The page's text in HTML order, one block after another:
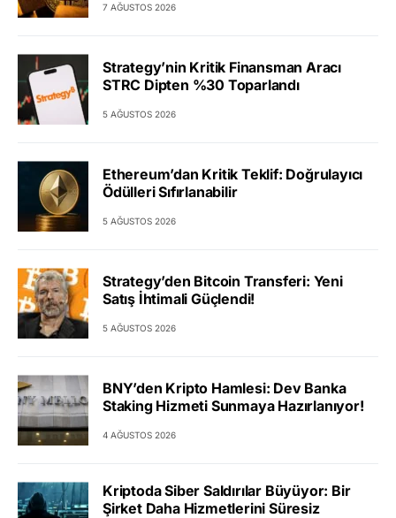
7 AĞUSTOS 2026
Strategy’nin Kritik Finansman Aracı
STRC Dipten %30 Toparlandı
5 AĞUSTOS 2026
Ethereum’dan Kritik Teklif: Doğrulayıcı
Ödülleri Sıfırlanabilir
5 AĞUSTOS 2026
Strategy’den Bitcoin Transferi: Yeni
Satış İhtimali Güçlendi!
5 AĞUSTOS 2026
BNY’den Kripto Hamlesi: Dev Banka
Staking Hizmeti Sunmaya Hazırlanıyor!
4 AĞUSTOS 2026
Kriptoda Siber Saldırılar Büyüyor: Bir
Şirket Daha Hizmetlerini Süresiz